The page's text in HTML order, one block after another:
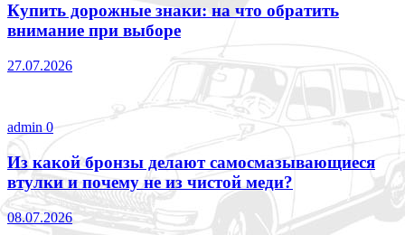
Купить дорожные знаки: на что обратить
внимание при выборе
27.07.2026
admin 0
Из какой бронзы делают самосмазывающиеся
втулки и почему не из чистой меди?
08.07.2026